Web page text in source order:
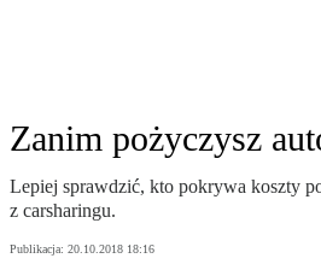
Zanim pożyczysz
Lepiej sprawdzić, kto pokrywa koszty
z carsharingu.
Publikacja: 20.10.2018 18:16